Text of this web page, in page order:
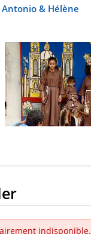
Antonio & Hélène
indisponible.